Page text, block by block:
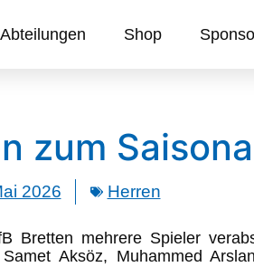
Abteilungen Shop
zum
2026 Herren
Bretten mehrere Spieler
Aksöz, Muhammed